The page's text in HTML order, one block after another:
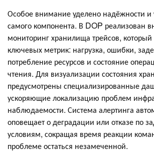
Особое внимание уделено надёжности и
самого компонента. В DOP реализован
мониторинг хранилища трейсов,
ключевых метрик: нагрузка, ошибки,
потребление ресурсов и состояние
чтения. Для визуализации состояния
предусмотрены специализированные
ускоряющие локализацию проблем
наблюдаемости. Система алертинга
оповещает о деградации или отказе по
условиям, сокращая время реакции
проблеме остаться незамеченной.